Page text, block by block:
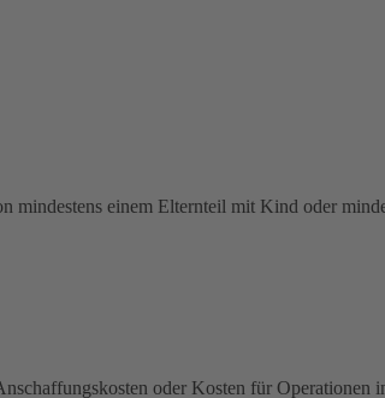
mindestens einem Elternteil mit Kind oder
oder Kosten für Operationen